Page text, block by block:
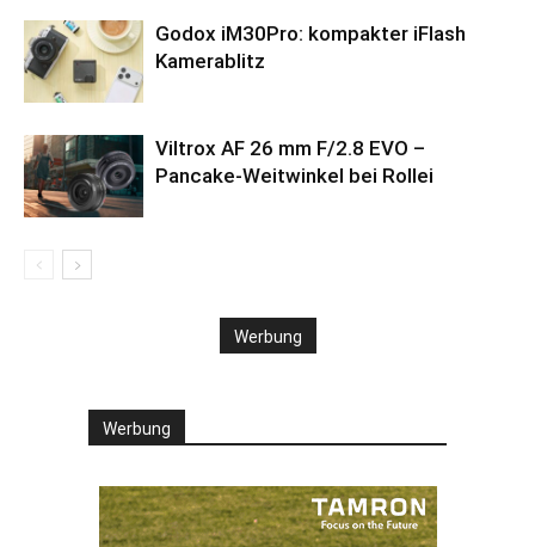
Godox iM30Pro: kompakter iFlash
Kamerablitz
Viltrox AF 26 mm F/2.8 EVO –
Pancake-Weitwinkel bei Rollei
Werbung
Werbung